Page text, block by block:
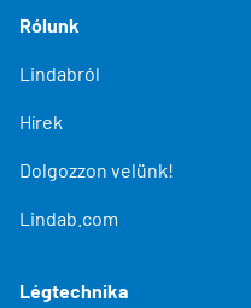
Rólunk
Lindabról
Hírek
Dolgozzon velünk!
Lindab.com
Légtechnika